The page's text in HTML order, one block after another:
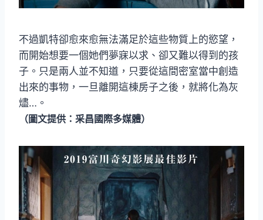
不過凱特卻愈來愈無法滿足於這些物質上的慾望，
而開始想要一個她們夢寐以求、卻又難以得到的孩
子。只是兩人並不知道，只要從這間密室當中創造
出來的事物，一旦離開這棟房子之後，就將化為灰
燼…。
（圖文提供：采昌國際多媒體）